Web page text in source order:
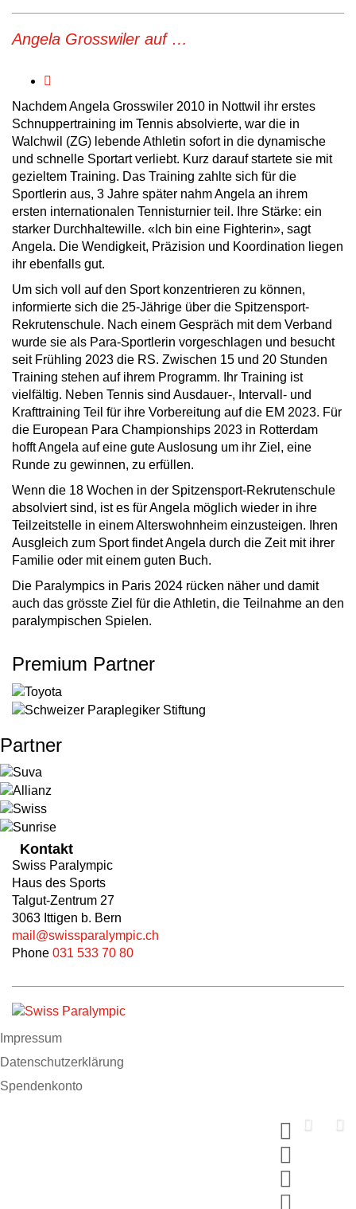
Angela Grosswiler auf …
Nachdem Angela Grosswiler 2010 in Nottwil ihr erstes
Schnuppertraining im Tennis absolvierte, war die in
Walchwil (ZG) lebende Athletin sofort in die dynamische
und schnelle Sportart verliebt. Kurz darauf startete sie mit
gezieltem Training. Das Training zahlte sich für die
Sportlerin aus, 3 Jahre später nahm Angela an ihrem
ersten internationalen Tennisturnier teil. Ihre Stärke: ein
starker Durchhaltewille. «Ich bin eine Fighterin», sagt
Angela. Die Wendigkeit, Präzision und Koordination liegen
ihr ebenfalls gut.
Um sich voll auf den Sport konzentrieren zu können,
informierte sich die 25-Jährige über die Spitzensport-
Rekrutenschule. Nach einem Gespräch mit dem Verband
wurde sie als Para-Sportlerin vorgeschlagen und besucht
seit Frühling 2023 die RS. Zwischen 15 und 20 Stunden
Training stehen auf ihrem Programm. Ihr Training ist
vielfältig. Neben Tennis sind Ausdauer-, Intervall- und
Krafttraining Teil für ihre Vorbereitung auf die EM 2023. Für
die European Para Championships 2023 in Rotterdam
hofft Angela auf eine gute Auslosung um ihr Ziel, eine
Runde zu gewinnen, zu erfüllen.
Wenn die 18 Wochen in der Spitzensport-Rekrutenschule
absolviert sind, ist es für Angela möglich wieder in ihre
Teilzeitstelle in einem Alterswohnheim einzusteigen. Ihren
Ausgleich zum Sport findet Angela durch die Zeit mit ihrer
Familie oder mit einem guten Buch.
Die Paralympics in Paris 2024 rücken näher und damit
auch das grösste Ziel für die Athletin, die Teilnahme an den
paralympischen Spielen.
Premium Partner
Partner
Kontakt
Swiss Paralympic
Haus des Sports
Talgut-Zentrum 27
3063 Ittigen b. Bern
mail@swissparalympic.ch
Phone 031 533 70 80
Impressum
Datenschutzerklärung
Spendenkonto